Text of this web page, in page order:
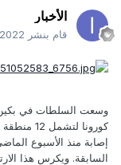
الأخبار
قام بنشر
وسعت السلطات في
السابقة. ويكرس هذا